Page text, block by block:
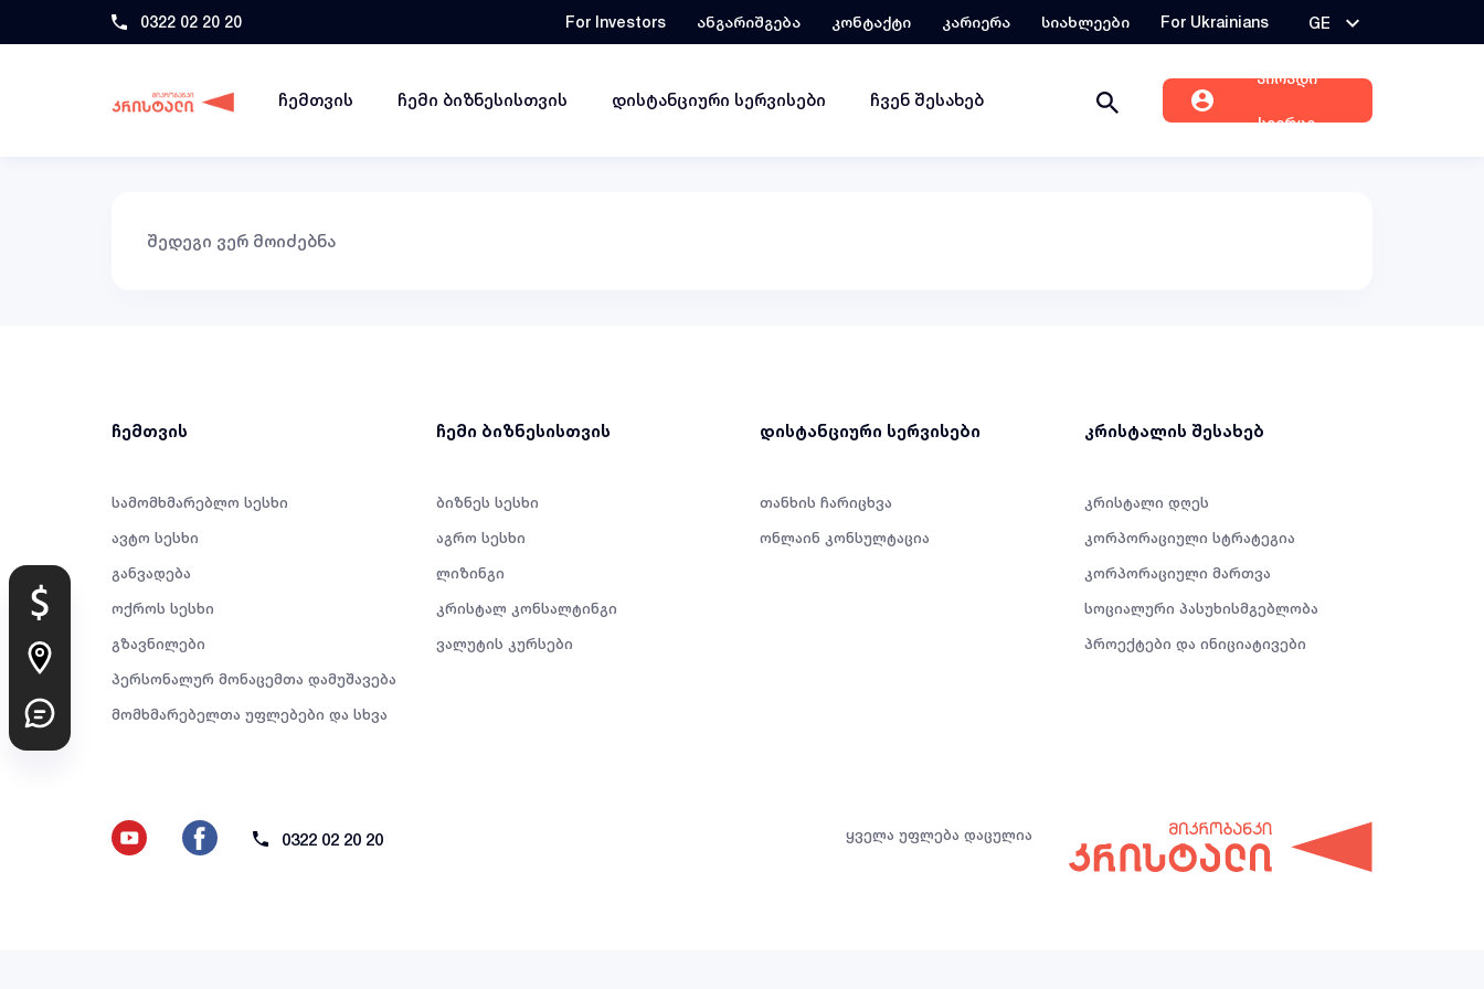
0322 02 20 20 For Investors ანგარიშგება კონტაქტი კარიერა სიახლეები For Ukrainians GE
ჩემთვის ჩემი ბიზნესისთვის დისტანციური სერვისები ჩვენ შესახებ
პირადი
სივრცე
შედეგი ვერ მოიძებნა
ჩემთვის
სამომხმარებლო სესხი
ავტო სესხი
განვადება
ოქროს სესხი
გზავნილები
პერსონალურ მონაცემთა დამუშავება
მომხმარებელთა უფლებები და სხვა
ჩემი ბიზნესისთვის
ბიზნეს სესხი
აგრო სესხი
ლიზინგი
კრისტალ კონსალტინგი
ვალუტის კურსები
დისტანციური სერვისები
თანხის ჩარიცხვა
ონლაინ კონსულტაცია
კრისტალის შესახებ
კრისტალი დღეს
კორპორაციული სტრატეგია
კორპორაციული მართვა
სოციალური პასუხისმგებლობა
პროექტები და ინიციატივები
0322 02 20 20 ყველა უფლება დაცულია